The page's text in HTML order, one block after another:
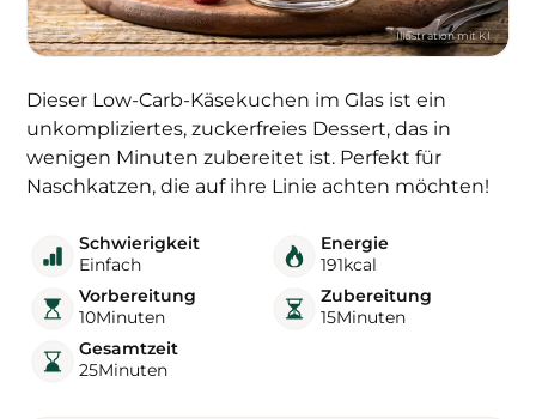
Dieser Low-Carb-Käsekuchen im Glas ist ein
unkompliziertes, zuckerfreies Dessert, das in
wenigen Minuten zubereitet ist. Perfekt für
Naschkatzen, die auf ihre Linie achten möchten!
Schwierigkeit
Einfach
Energie
191kcal
Vorbereitung
10Minuten
Zubereitung
15Minuten
Gesamtzeit
25Minuten